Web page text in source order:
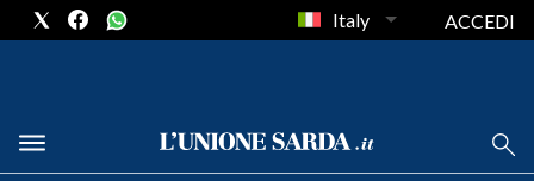
METEO
Italy ACCEDI